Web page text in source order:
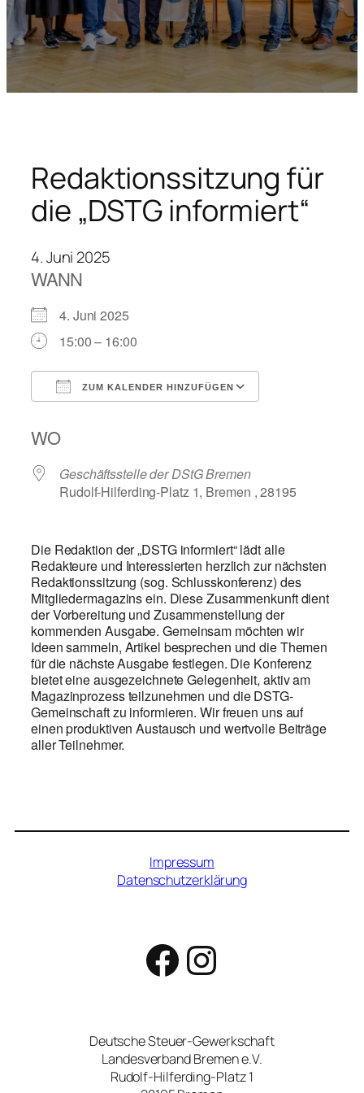
Redaktionssitzung für
die „DSTG informiert“
4. Juni 2025
WANN
4. Juni 2025
15:00 – 16:00
ZUM KALENDER HINZUFÜGEN
WO
Geschäftsstelle der DStG Bremen
Rudolf-Hilferding-Platz 1, Bremen , 28195
Die Redaktion der „DSTG informiert“ lädt alle
Redakteure und Interessierten herzlich zur nächsten
Redaktionssitzung (sog. Schlusskonferenz) des
Mitgliedermagazins ein. Diese Zusammenkunft dient
der Vorbereitung und Zusammenstellung der
kommenden Ausgabe. Gemeinsam möchten wir
Ideen sammeln, Artikel besprechen und die Themen
für die nächste Ausgabe festlegen. Die Konferenz
bietet eine ausgezeichnete Gelegenheit, aktiv am
Magazinprozess teilzunehmen und die DSTG-
Gemeinschaft zu informieren. Wir freuen uns auf
einen produktiven Austausch und wertvolle Beiträge
aller Teilnehmer.
Impressum
Datenschutzerklärung
Facebook Instagram
Deutsche Steuer-Gewerkschaft
Landesverband Bremen e.V.
Rudolf-Hilferding-Platz 1